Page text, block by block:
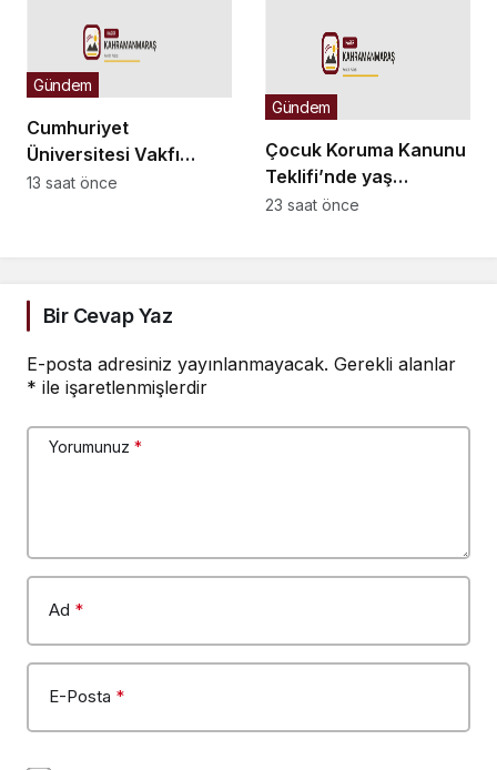
Cumhuriyet
Üniversitesi Vakfı
Okulları
Gündem
13 saat önce
Çocuk Koruma Kanunu
Teklifi’nde yaş
düzenlemesi:
Gündem
23 saat önce
Bir Cevap Yaz
E-posta adresiniz yayınlanmayacak. Gerekli alanlar
* ile işaretlenmişlerdir
Yorumunuz *
Ad *
E-Posta *